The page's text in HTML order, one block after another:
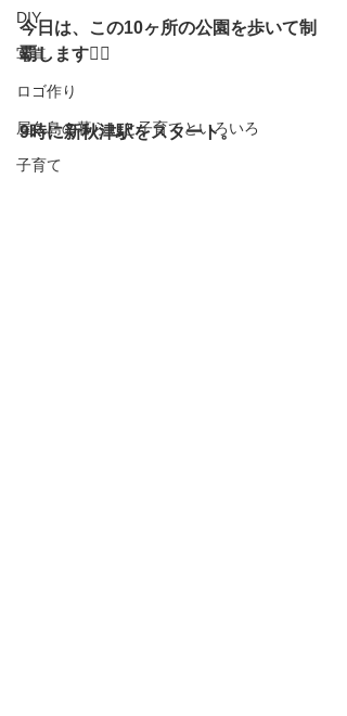
DIY
写真
ロゴ作り
屋久島の暮らしと子育てといろいろ
子育て
今日は、この10ヶ所の公園を歩いて制
覇します🚶‍♂️
9時に新秋津駅をスタート。